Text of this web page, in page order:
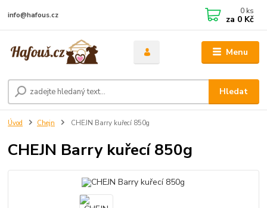
Menu
Hledat
info@hafous.cz 0 ks
za 0 Kč
Úvod Chejn CHEJN Barry kuřecí 850g
CHEJN Barry kuřecí 850g